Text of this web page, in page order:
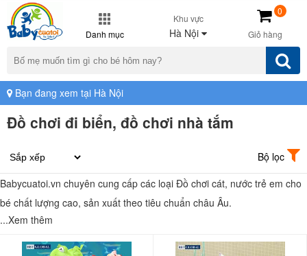
Danh mục
Khu vực
Hà Nội Giỏ hàng
0
Bạn đang xem tại Hà Nội
Đồ chơi đi biển, đồ chơi nhà tắm
Bộ lọc
Babycuatoi.vn chuyên cung cấp các loại Đồ chơi cát, nước trẻ em cho
bé chất lượng cao, sản xuất theo tiêu chuẩn châu Âu.
...Xem thêm